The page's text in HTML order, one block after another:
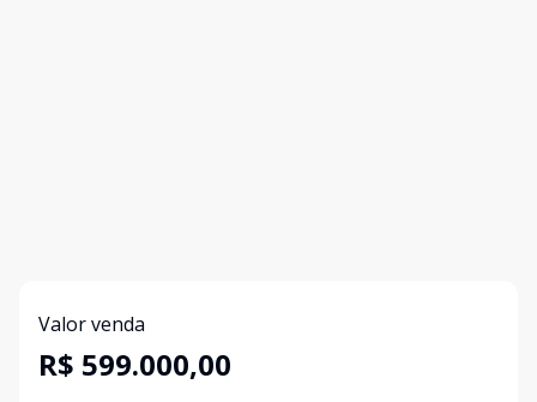
Valor venda
R$ 599.000,00